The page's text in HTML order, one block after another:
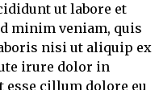
ut labore et
minim veniam, quis
nisi ut aliquip ex
irure dolor in
cillum dolore eu